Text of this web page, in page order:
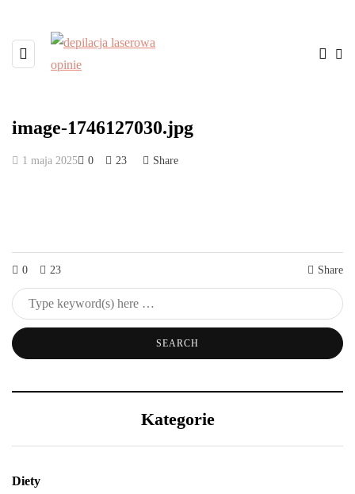
image-1746127030.jpg
1 maja 2025 0 23 Share
0 23 Share
Kategorie
Diety